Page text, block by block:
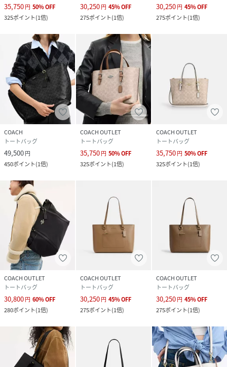
35,750円 50%OFF
325ポイント(1倍)
30,250円 45%OFF
275ポイント(1倍)
30,250円 45%OFF
275ポイント(1倍)
COACH
トートバッグ
49,500円
450ポイント(1倍)
COACH OUTLET
トートバッグ
35,750円 50%OFF
325ポイント(1倍)
COACH OUTLET
トートバッグ
35,750円 50%OFF
325ポイント(1倍)
COACH OUTLET
トートバッグ
30,800円 60%OFF
280ポイント(1倍)
COACH OUTLET
トートバッグ
30,250円 45%OFF
275ポイント(1倍)
COACH OUTLET
トートバッグ
30,250円 45%OFF
275ポイント(1倍)